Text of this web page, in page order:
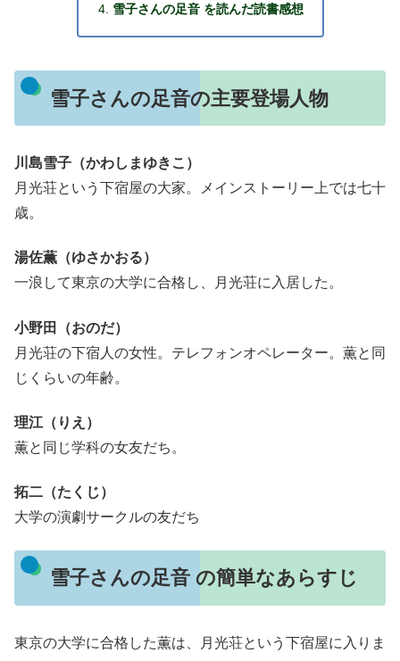
雪子さんの足音 を読んだ読書感想
雪子さんの足音の主要登場人物
川島雪子（かわしまゆきこ）
月光荘という下宿屋の大家。メインストーリー上では七十
歳。
湯佐薫（ゆさかおる）
一浪して東京の大学に合格し、月光荘に入居した。
小野田（おのだ）
月光荘の下宿人の女性。テレフォンオペレーター。薫と同
じくらいの年齢。
理江（りえ）
薫と同じ学科の女友だち。
拓二（たくじ）
大学の演劇サークルの友だち
雪子さんの足音 の簡単なあらすじ
東京の大学に合格した薫は、月光荘という下宿屋に入りま